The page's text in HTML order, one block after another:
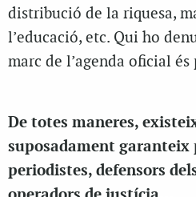
distribució de la riquesa,
l’educació, etc. Qui ho
marc de l’agenda oficial és
De totes maneres,
suposadament
periodistes, defensors